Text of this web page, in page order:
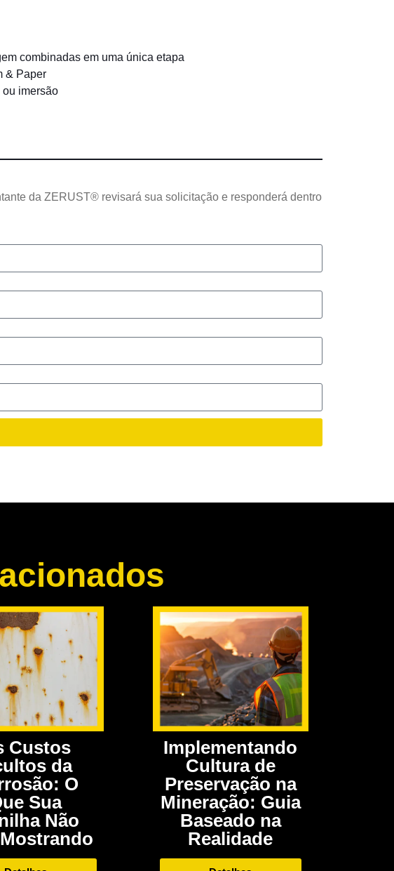
combinadas em uma única etapa
& Paper
imersão
da ZERUST® revisará sua solicitação e responderá dentro
Custos
da
O
Sua
Não
Implementando
Cultura de
Preservação na
Mineração: Guia
Baseado na
Realidade